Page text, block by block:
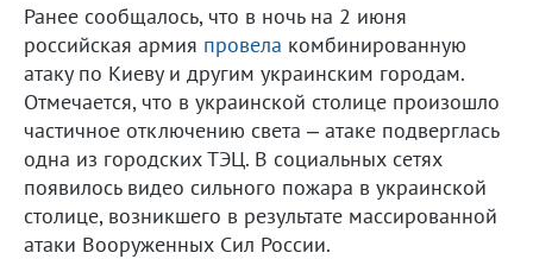
Ранее сообщалось, что в ночь на 2 июня
российская армия провела комбинированную
атаку по Киеву и другим украинским городам.
Отмечается, что в украинской столице произошло
частичное отключению света – атаке подверглась
одна из городских ТЭЦ. В социальных сетях
появилось видео сильного пожара в украинской
столице, возникшего в результате массированной
атаки Вооруженных Сил России.